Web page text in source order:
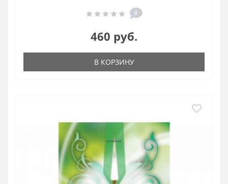
уравновешивающим эмоции, усиливает интуицию. Спектр
цветов различных опалов резонирует со всеми чакрами
Месторождения в России: Забайкалье, Камчатка и др.
Месторождения за Рубежом: Австралия, Бразилия,
Мексика, США, Чехия, Япония и др.
0
460 руб.
В КОРЗИНУ